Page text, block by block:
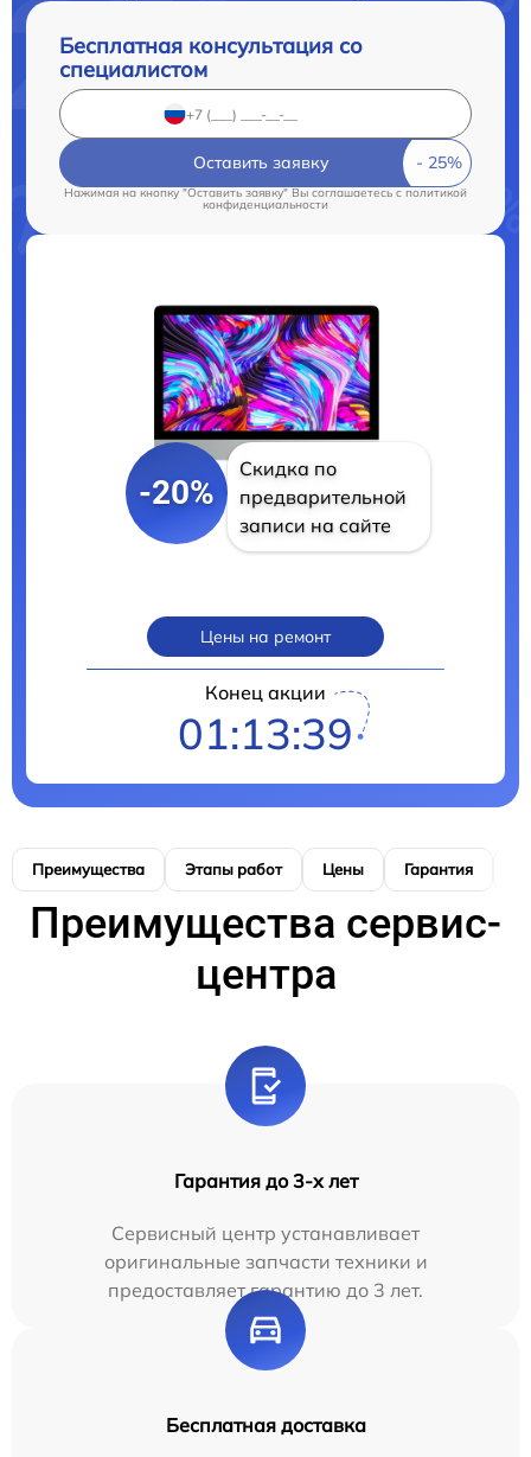
Бесплатная консультация со
специалистом
Оставить заявку
Нажимая на кнопку "Оставить заявку" Вы соглашаетесь cполитикой
конфиденциальности
-20%
Скидка по
предварительной
записи на сайте
Цены на ремонт
Конец акции
01:13:39
Преимущества Этапы работ Цены Гарантия
Преимущества сервис-
центра
Гарантия до 3-х лет
Сервисный центр устанавливает
оригинальные запчасти техники и
предоставляет гарантию до 3 лет.
Бесплатная доставка